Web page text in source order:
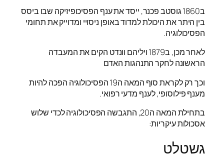
ב1860 גוסטב פכנר, ייסד את ענף הפסיכופיזיקה שבו ביסס
בין היתר את היכולת למדוד באופן ניסויי ומדוייק את תחומי
הפסיכולוגיה.
לאחר מכן, ב1879 ויליהם וונדט הקים את המעבדה
הראשונה לחקר התנהגות האדם
וכך רק לקראת סוף המאה ה19 הפסיכולוגיה הפכה להיות
מענף פילוסופי, לענף מדעי רפואי.
בתחילת המאה ה20, התגבשה הפסיכולוגיה לכדי שלוש
אסכולות עיקריות:
גשטלט